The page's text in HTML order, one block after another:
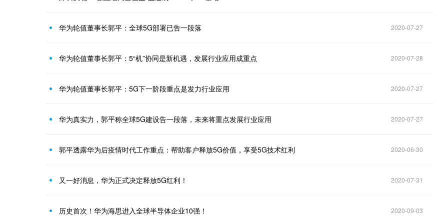
华为轮值董事长郭平：全球5G部署已告一段落 2020-07-27
华为轮值董事长郭平：5“机”协同是新机遇，发展行业应用成重点 2020-07-28
华为轮值董事长郭平：5G下一阶段重点是发力行业应用 2020-07-27
华为真实力，郭平称全球5G建设告一段落，未来将重点发展行业应用 2020-07-27
郭平透露华为后疫情时代工作重点：帮助客户释放5G价值，享受5G技术红利 2020-06-30
又一好消息，华为正式决定释放5G红利！ 2020-07-31
历史首次！华为海思进入全球半导体企业10强！ 2020-09-03